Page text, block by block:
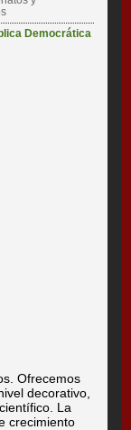
Democrática
Ofrecemos
decorativo,
La
crecimiento